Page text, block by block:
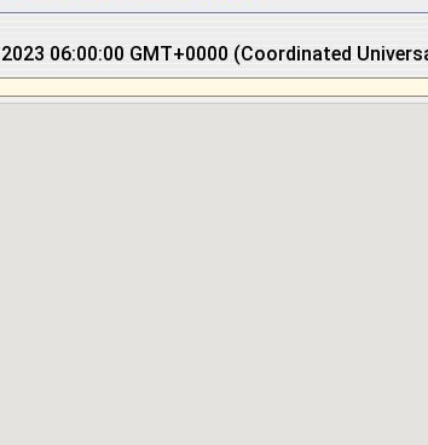
2023 06:00:00 GMT+0000 (Coordinated